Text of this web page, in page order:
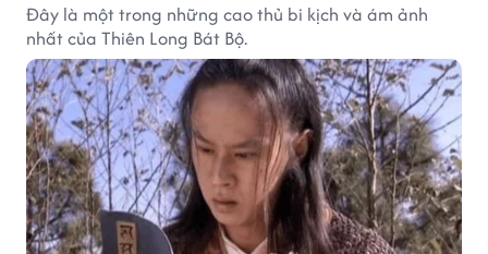
Đây là một trong những cao thủ bi kịch và ám ảnh
nhất của Thiên Long Bát Bộ.